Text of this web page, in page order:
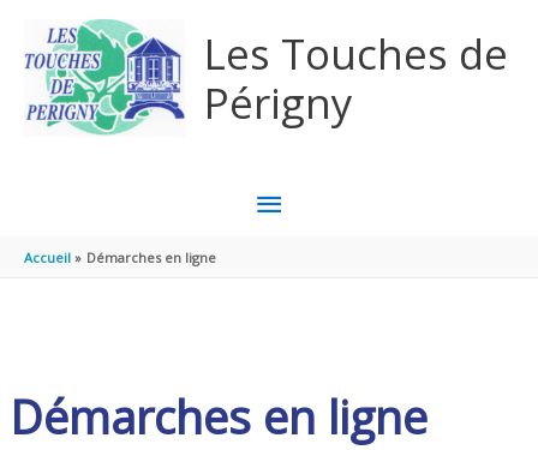
Les Touches de
Périgny
MENU
Accueil Démarches en ligne
Démarches en ligne